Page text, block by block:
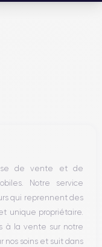
de vente et de
Notre service
qui reprennent des
unique propriétaire.
à la vente sur notre
nos soins et suit dans